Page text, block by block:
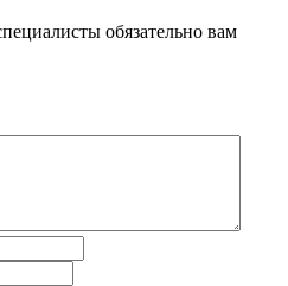
обязательно вам